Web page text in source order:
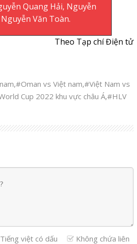
Quang Hải, Nguyễn
Văn Toàn.
Theo Tạp chí Điện tử
,#Oman vs Việt nam,#Việt Nam vs
Cup 2022 khu vực châu Á,#HLV
việt có dấu
Không chứa liên